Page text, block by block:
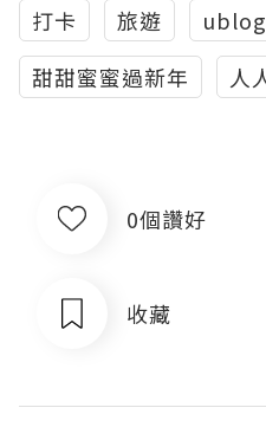
打卡 旅遊 ublog
甜甜蜜蜜過新年
人
0個讚好
收藏